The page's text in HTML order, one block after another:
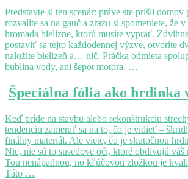
Výhody
opravy
práčky
s
náhradným
dielom
Predstavte si ten scenár: práve ste prišli
rozvalíte sa na gauč a zrazu si spomeniete, že v
hromada bielizne, ktorú musíte vyprať.
postaviť sa tejto každodennej výzve, otvoríte
naložíte bielizeň a… nič. Práčka odmieta
bublina vody, ani šepot motora. …
Špeciálna
fólia
hrdinka
vašej
strechy
Špeciálna fólia ako hrdinka
Keď príde na stavbu alebo rekonštrukciu
tendenciu zamerať sa na to, čo je vidieť –
finálny materiál. Ale viete, čo je skutočnou
Nie, nie sú to susedove oči, ktoré obdivujú váš
Tou nenápadnou, no kľúčovou zložkou je
Táto …